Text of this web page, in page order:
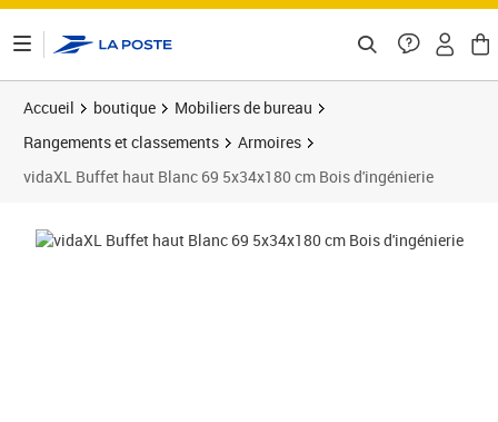
Accueil boutique
Mobiliers de bureau
Rangements et classements
Armoires
vidaXL Buffet haut Blanc 69 5x34x180 cm Bois d'ingénierie